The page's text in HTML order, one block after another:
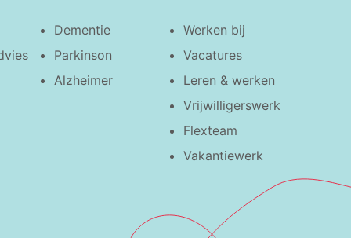
Dementie
Parkinson
Alzheimer
Werken bij
Vacatures
Leren & werken
Vrijwilligerswerk
Flexteam
Vakantiewerk